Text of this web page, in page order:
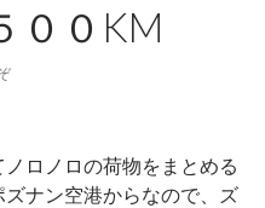
００KM
ロノロの荷物をまとめる
ナン空港からなので、ズ